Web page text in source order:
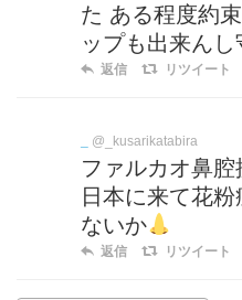
た ある程度約
ップも出来ん
返信 リツイート
@_kusarikatabira
ファルカオ鼻腔
日本に来て花
ないか
返信 リツイート